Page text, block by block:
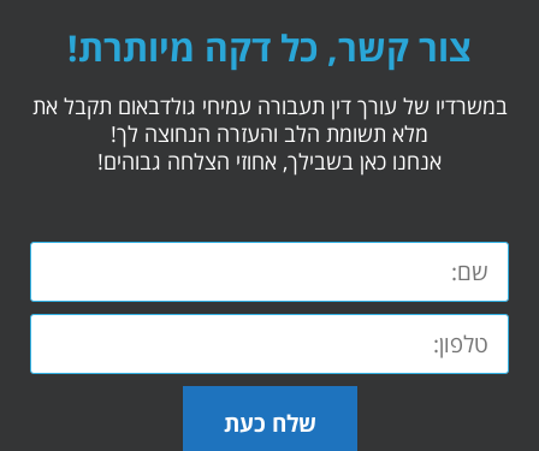
צור קשר, כל דקה מיותרת!
במשרדיו של עורך דין תעבורה עמיחי גולדבאום תקבל את
מלא תשומת הלב והעזרה הנחוצה לך!
אנחנו כאן בשבילך, אחוזי הצלחה גבוהים!
שלח כעת